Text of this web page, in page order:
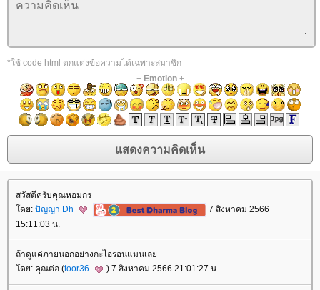
*ใช้ code html ตกแต่งข้อความได้เฉพาะสมาชิก
+ Emotion+
สวัสดีครับคุณหอมกร
ดย: ปัญญา Dh
7 สิงหาคม 2566
15:11:03 น.
ถ้าดูแค่ภายนอกอย่างกะไอรอนแมนเล
ดย: คุณต่อ (toor36 ) 7 สิงหาคม 2566 21:01:27 น.